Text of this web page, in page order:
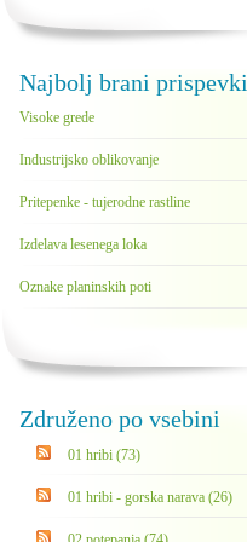
Najbolj brani prispevki
Visoke grede
Industrijsko oblikovanje
Pritepenke - tujerodne rastline
Izdelava lesenega loka
Oznake planinskih poti
Združeno po vsebini
01 hribi (73)
01 hribi - gorska narava (26)